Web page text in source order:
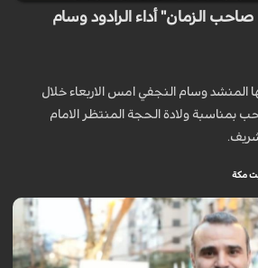
الزمان" أداء الرادود وسام
المنشد وسام النجفي امس الاربعاء خلال
بمناسبة ولادة الحجة المنتظر الامام